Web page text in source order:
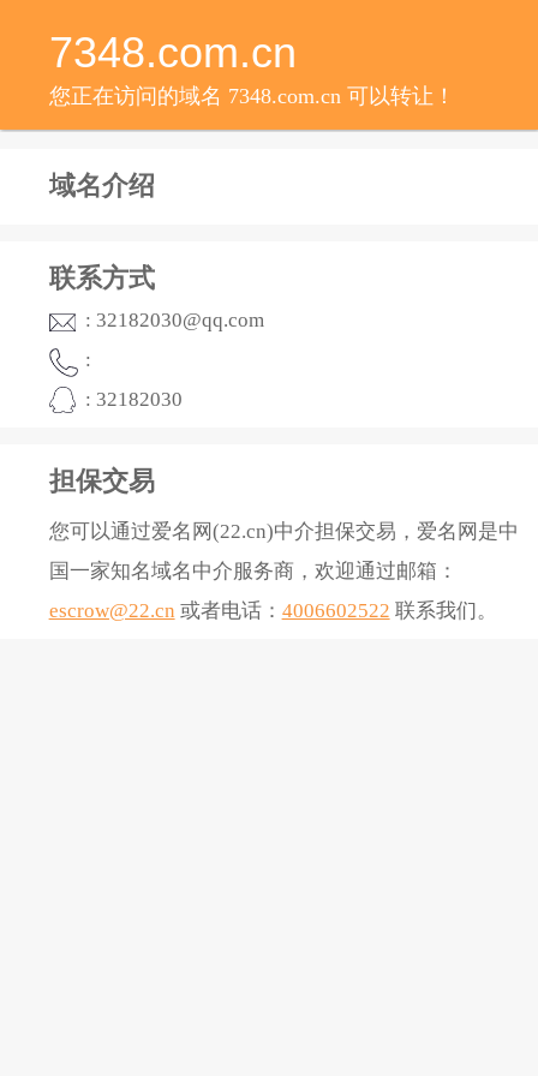
7348.com.cn
您正在访问的域名 7348.com.cn 可以转让！
域名介绍
联系方式
: 32182030@qq.com
:
: 32182030
担保交易
您可以通过爱名网(22.cn)中介担保交易，爱名网是中
国一家知名域名中介服务商，欢迎通过邮箱：
escrow@22.cn 或者电话： 4006602522 联系我们。